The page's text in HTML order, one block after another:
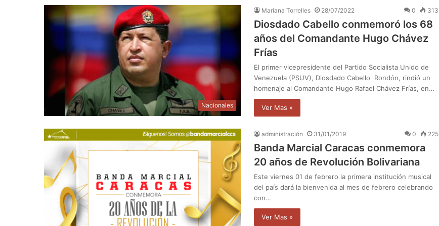
Nacionales
Mariana Torrelles 28/07/2022 0 313
Diosdado Cabello conmemoró los 68
años del Comandante Hugo Chávez
Frías
El primer vicepresidente del Partido Socialista Unido de
Venezuela (PSUV), Diosdado Cabello Rondón, rindió un
homenaje al Comandante Hugo Rafael Chávez Frías, en…
Ver Mas »
administración 31/01/2019 0 225
Banda Marcial Caracas conmemora
20 años de Revolución Bolivariana
Este viernes 01 de febrero la primera institución musical
del país dará la bienvenida al mes de febrero celebrando
con…
Ver Mas »